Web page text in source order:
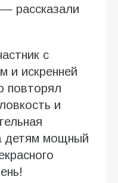
рассказали
с
и искренней
повторял
и
детям мощный